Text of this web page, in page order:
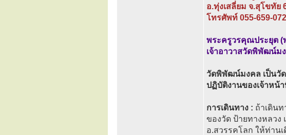
อ.ทุ่งเสลี่ยม จ.สุโขทัย
โทรศัพท์ 055-659-
พระครูวรคุณประยุต
เจ้าอาวาสวัดพิพัฒน์ม
วัดพิพัฒน์มงคล เป็นวั
ปฏิบัติงานของเจ้าหน้
การเดินทาง : ถ้าเดิน
ของวัด ป้ายทางหลวง
อ.สวรรคโลก ให้ท่าน